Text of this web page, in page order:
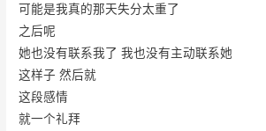
可能是我真的那天失分太重了
之后呢
她也没有联系我了 我也没有主动联系她
这样子 然后就
这段感情
就一个礼拜